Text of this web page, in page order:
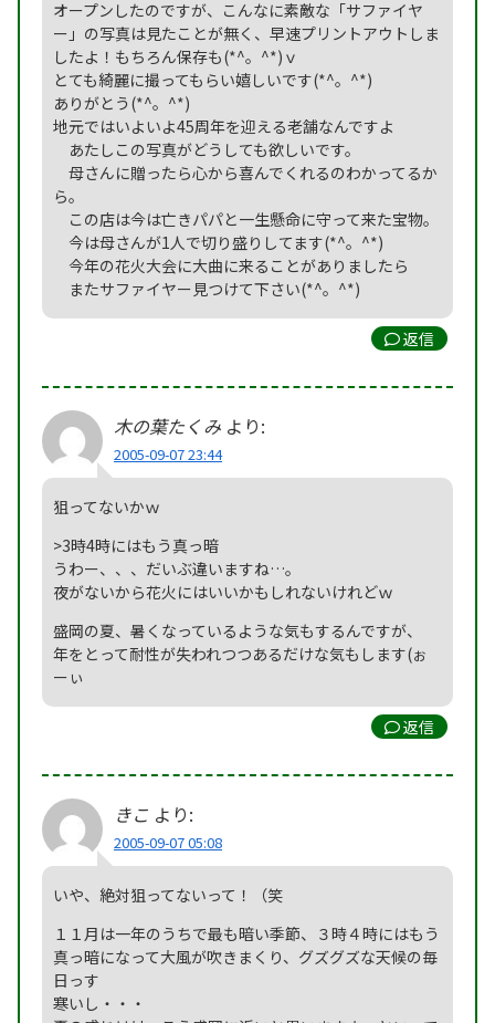
オープンしたのですが、こんなに素敵な「サファイヤ
ー」の写真は見たことが無く、早速プリントアウトしま
したよ！もちろん保存も(*^。^*)ｖ
とても綺麗に撮ってもらい嬉しいです(*^。^*)
ありがとう(*^。^*)
地元ではいよいよ45周年を迎える老舗なんですよ
あたしこの写真がどうしても欲しいです。
母さんに贈ったら心から喜んでくれるのわかってるか
ら。
この店は今は亡きパパと一生懸命に守って来た宝物。
今は母さんが1人で切り盛りしてます(*^。^*)
今年の花火大会に大曲に来ることがありましたら
またサファイヤー見つけて下さい(*^。^*)
返信
木の葉たくみ より:
2005-09-07 23:44
狙ってないかｗ
>3時4時にはもう真っ暗
うわー、、、だいぶ違いますね…。
夜がないから花火にはいいかもしれないけれどｗ
盛岡の夏、暑くなっているような気もするんですが、
年をとって耐性が失われつつあるだけな気もします(ぉ
ーぃ
返信
きこ より:
2005-09-07 05:08
いや、絶対狙ってないって！（笑
１１月は一年のうちで最も暗い季節、３時４時にはもう
真っ暗になって大風が吹きまくり、グズグズな天候の毎
日っす
寒いし・・・